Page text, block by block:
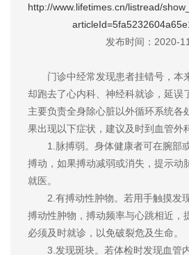
http://www.lifetimes.cn/listread/
发布时间：2020-
门诊中经常发现患者挂错号，本
却跑去了心内科、神经科就诊，延误
主要负责全身除心脏以外循环系统各
果出现以下症状，建议及时到血管外
1.脉搏弱。身体健康者可在腕部
搏动，如果搏动减弱或消失，提示动
就医。
2.有搏动性肿物。若用手触摸发
搏动性肿物，搏动频率与心跳相近，
必须及时就诊，以免破裂危及生命。
3.发现斑块。若体检时发现血管